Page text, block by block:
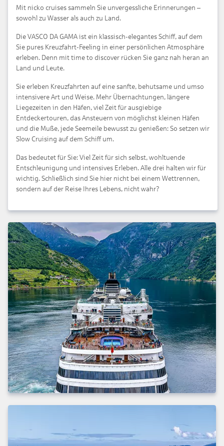
Mit nicko cruises sammeln Sie unvergessliche Erinnerungen –
sowohl zu Wasser als auch zu Land.
Die VASCO DA GAMA ist ein klassisch-elegantes Schiff, auf dem
Sie pures Kreuzfahrt-Feeling in einer persönlichen Atmosphäre
erleben. Denn mit time to discover rücken Sie ganz nah heran an
Land und Leute.
Sie erleben Kreuzfahrten auf eine sanfte, behutsame und umso
intensivere Art und Weise. Mehr Übernachtungen, längere
Liegezeiten in den Häfen, viel Zeit für ausgiebige
Entdeckertouren, das Ansteuern von möglichst kleinen Häfen
und die Muße, jede Seemeile bewusst zu genießen: So setzen wir
Slow Cruising auf dem Schiff um.
Das bedeutet für Sie: Viel Zeit für sich selbst, wohltuende
Entschleunigung und intensives Erleben. Alle drei halten wir für
wichtig. Schließlich sind Sie hier nicht bei einem Wettrennen,
sondern auf der Reise Ihres Lebens, nicht wahr?